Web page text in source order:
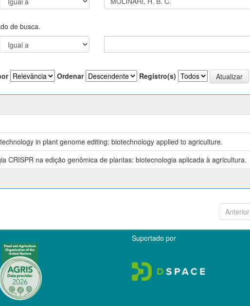
de busca.
Ordenar Registro(s)
in plant genome editing: biotechnology applied to agriculture.
CRISPR na edição genômica de plantas: biotecnologia aplicada à agricultura.
Anterior
Suportado por